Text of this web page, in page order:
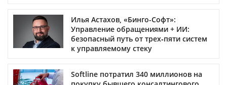
Илья Астахов, «Бинго-Софт»:
Управление обращениями + ИИ:
безопасный путь от трех‑пяти систем
к управляемому стеку
Softline потратил 340 миллионов на